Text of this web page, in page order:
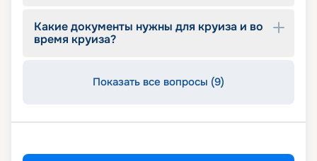
Какие документы нужны для круиза и во
время круиза?
Показать все вопросы (9)